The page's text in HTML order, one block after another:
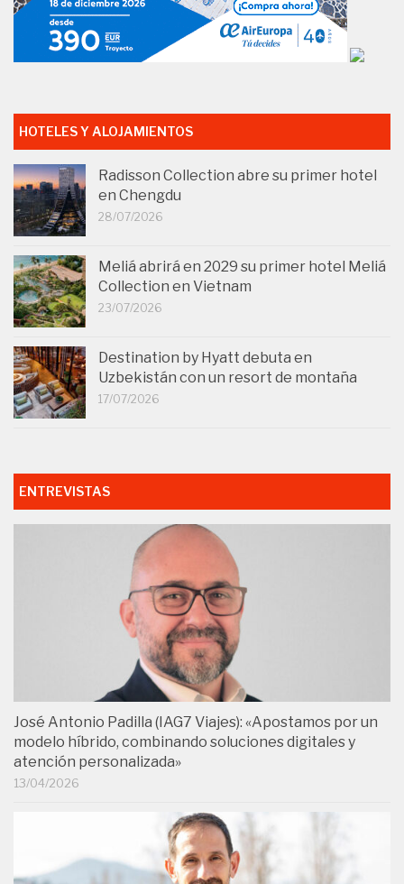
HOTELES Y ALOJAMIENTOS
Radisson Collection abre su primer hotel
en Chengdu
28/07/2026
Meliá abrirá en 2029 su primer hotel Meliá
Collection en Vietnam
23/07/2026
Destination by Hyatt debuta en
Uzbekistán con un resort de montaña
17/07/2026
ENTREVISTAS
José Antonio Padilla (IAG7 Viajes): «Apostamos por un
modelo híbrido, combinando soluciones digitales y
atención personalizada»
13/04/2026